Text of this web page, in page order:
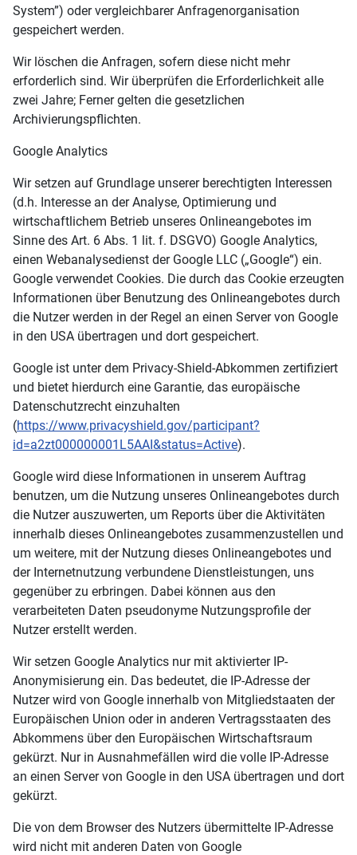
System”) oder vergleichbarer Anfragenorganisation
gespeichert werden.
Wir löschen die Anfragen, sofern diese nicht mehr
erforderlich sind. Wir überprüfen die Erforderlichkeit alle
zwei Jahre; Ferner gelten die gesetzlichen
Archivierungspflichten.
Google Analytics
Wir setzen auf Grundlage unserer berechtigten Interessen
(d.h. Interesse an der Analyse, Optimierung und
wirtschaftlichem Betrieb unseres Onlineangebotes im
Sinne des Art. 6 Abs. 1 lit. f. DSGVO) Google Analytics,
einen Webanalysedienst der Google LLC („Google“) ein.
Google verwendet Cookies. Die durch das Cookie erzeugten
Informationen über Benutzung des Onlineangebotes durch
die Nutzer werden in der Regel an einen Server von Google
in den USA übertragen und dort gespeichert.
Google ist unter dem Privacy-Shield-Abkommen zertifiziert
und bietet hierdurch eine Garantie, das europäische
Datenschutzrecht einzuhalten
(https://www.privacyshield.gov/participant?
id=a2zt000000001L5AAI&status=Active).
Google wird diese Informationen in unserem Auftrag
benutzen, um die Nutzung unseres Onlineangebotes durch
die Nutzer auszuwerten, um Reports über die Aktivitäten
innerhalb dieses Onlineangebotes zusammenzustellen und
um weitere, mit der Nutzung dieses Onlineangebotes und
der Internetnutzung verbundene Dienstleistungen, uns
gegenüber zu erbringen. Dabei können aus den
verarbeiteten Daten pseudonyme Nutzungsprofile der
Nutzer erstellt werden.
Wir setzen Google Analytics nur mit aktivierter IP-
Anonymisierung ein. Das bedeutet, die IP-Adresse der
Nutzer wird von Google innerhalb von Mitgliedstaaten der
Europäischen Union oder in anderen Vertragsstaaten des
Abkommens über den Europäischen Wirtschaftsraum
gekürzt. Nur in Ausnahmefällen wird die volle IP-Adresse
an einen Server von Google in den USA übertragen und dort
gekürzt.
Die von dem Browser des Nutzers übermittelte IP-Adresse
wird nicht mit anderen Daten von Google